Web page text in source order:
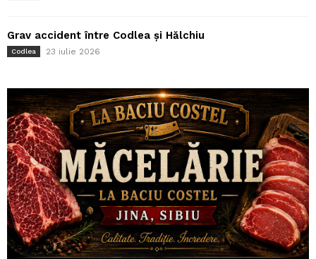
Grav accident între Codlea și Hălchiu
Codlea 23 iulie 2026